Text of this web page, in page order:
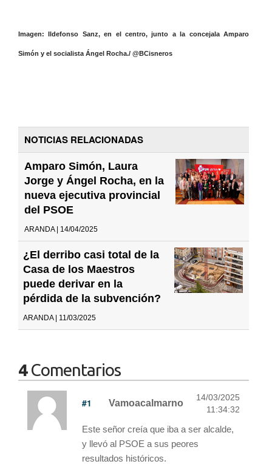
Imagen: Ildefonso Sanz, en el centro, junto a la concejala Amparo
Simón y el socialista Ángel Rocha./ @BCisneros
NOTICIAS RELACIONADAS
Amparo Simón, Laura
Jorge y Ángel Rocha, en la
nueva ejecutiva provincial
del PSOE
ARANDA | 14/04/2025
¿El derribo casi total de la
Casa de los Maestros
puede derivar en la
pérdida de la subvención?
ARANDA | 11/03/2025
4Comentarios
#1 Vamoacalmarno
14/03/2025
11:34:32
Este señor creía que iba a ser alcalde,
y llevó al PSOE a sus peores
resultados históricos.